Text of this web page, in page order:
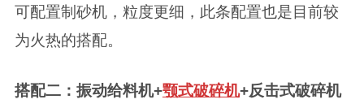
可配置制砂机，粒度更细，此条配置也是目前较
为火热的搭配。
搭配二：振动给料机+颚式破碎机+反击式破碎机